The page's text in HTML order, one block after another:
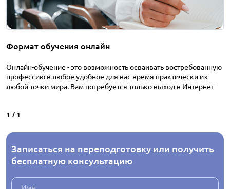
Формат обучения онлайн
Онлайн-обучение - это возможность осваивать востребованную
профессию в любое удобное для вас время практически из
любой точки мира. Вам потребуется только выход в Интернет
1 / 1
Записаться на переподготовку или получить
бесплатную консультацию